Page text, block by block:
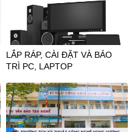
LẮP RÁP, CÀI ĐẶT VÀ BẢO
TRÌ PC, LAPTOP